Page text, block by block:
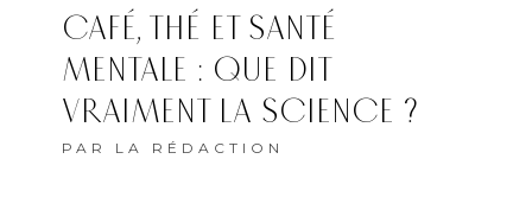
CAFÉ, THÉ ET SANTÉ
MENTALE : QUE DIT
VRAIMENT LA SCIENCE ?
PAR LA RÉDACTION